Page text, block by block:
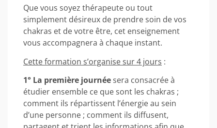
Que vous soyez thérapeute ou tout
simplement désireux de prendre soin de vos
chakras et de votre être, cet enseignement
vous accompagnera à chaque instant.
Cette formation s’organise sur 4 jours :
1° La première journéesera consacrée à
étudier ensemble ce que sont les chakras ;
comment ils répartissent l’énergie au sein
d’une personne ; comment ils diffusent,